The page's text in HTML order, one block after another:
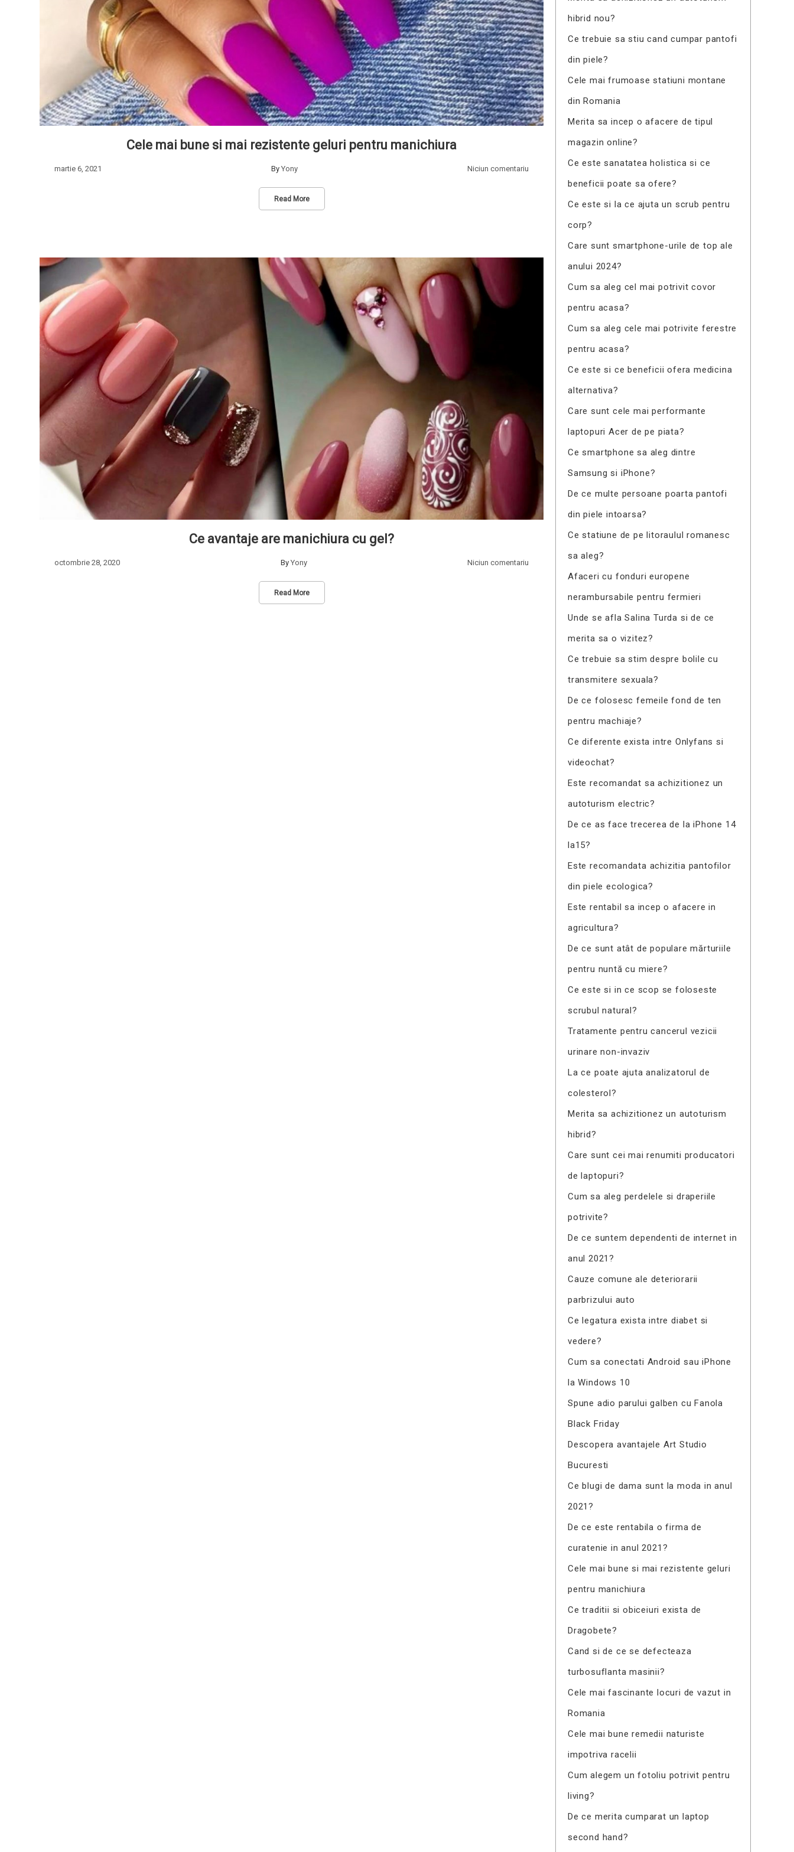
Cele mai bune si mai rezistente geluri pentru manichiura
martie 6, 2021 ByYony Niciun comentariu
Read More
Ce avantaje are manichiura cu gel?
octombrie 28, 2020 By Yony Niciun comentariu
Read More
hibrid nou?
Ce trebuie sa stiu cand cumpar pantofi
din piele?
Cele mai frumoase statiuni montane
din Romania
Merita sa incep o afacere de tipul
magazin online?
Ce este sanatatea holistica si ce
beneficii poate sa ofere?
Ce este si la ce ajuta un scrub pentru
corp?
Care sunt smartphone-urile de top ale
anului 2024?
Cum sa aleg cel mai potrivit covor
pentru acasa?
Cum sa aleg cele mai potrivite ferestre
pentru acasa?
Ce este si ce beneficii ofera medicina
alternativa?
Care sunt cele mai performante
laptopuri Acer de pe piata?
Ce smartphone sa aleg dintre
Samsung si iPhone?
De ce multe persoane poarta pantofi
din piele intoarsa?
Ce statiune de pe litoraulul romanesc
sa aleg?
Afaceri cu fonduri europene
nerambursabile pentru fermieri
Unde se afla Salina Turda si de ce
merita sa o vizitez?
Ce trebuie sa stim despre bolile cu
transmitere sexuala?
De ce folosesc femeile fond de ten
pentru machiaje?
Ce diferente exista intre Onlyfans si
videochat?
Este recomandat sa achizitionez un
autoturism electric?
De ce as face trecerea de la iPhone 14
la15?
Este recomandata achizitia pantofilor
din piele ecologica?
Este rentabil sa incep o afacere in
agricultura?
De ce sunt atât de populare mărturiile
pentru nuntă cu miere?
Ce este si in ce scop se foloseste
scrubul natural?
Tratamente pentru cancerul vezicii
urinare non-invaziv
La ce poate ajuta analizatorul de
colesterol?
Merita sa achizitionez un autoturism
hibrid?
Care sunt cei mai renumiti producatori
de laptopuri?
Cum sa aleg perdelele si draperiile
potrivite?
De ce suntem dependenti de internet in
anul 2021?
Cauze comune ale deteriorarii
parbrizului auto
Ce legatura exista intre diabet si
vedere?
Cum sa conectati Android sau iPhone
la Windows 10
Spune adio parului galben cu Fanola
Black Friday
Descopera avantajele Art Studio
Bucuresti
Ce blugi de dama sunt la moda in anul
2021?
De ce este rentabila o firma de
curatenie in anul 2021?
Cele mai bune si mai rezistente geluri
pentru manichiura
Ce traditii si obiceiuri exista de
Dragobete?
Cand si de ce se defecteaza
turbosuflanta masinii?
Cele mai fascinante locuri de vazut in
Romania
Cele mai bune remedii naturiste
impotriva racelii
Cum alegem un fotoliu potrivit pentru
living?
De ce merita cumparat un laptop
second hand?